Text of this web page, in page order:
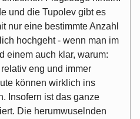
und die Tupolev gibt es
nur eine bestimmte Anzahl
hochgeht - wenn man im
einem auch klar, warum:
eng und immer
können wirklich ins
Insofern ist das ganze
Die herumwuselnden